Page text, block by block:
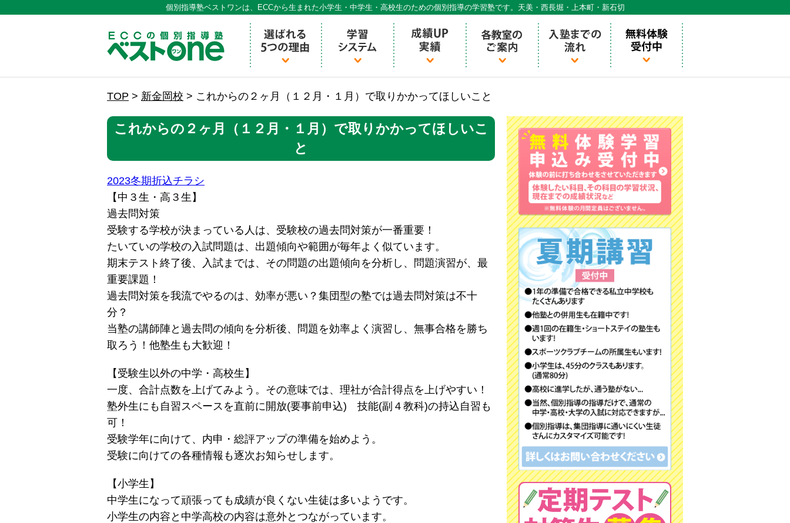
個別指導塾ベストワンは、ECCから生まれた小学生・中学生・高校生のための個別指導の学習塾です。天美・西長堀・上本町・新石切
ECCの個別指導ECCベストワン
TOP > 新金岡校 > これからの２ヶ月（１２月・１月）で取りかかってほしいこと
これからの２ヶ月（１２月・１月）で取りかかってほしいこ
と
2023冬期折込チラシ
【中３生・高３生】
過去問対策
受験する学校が決まっている人は、受験校の過去問対策が一番重要！
たいていの学校の入試問題は、出題傾向や範囲が毎年よく似ています。
期末テスト終了後、入試までは、その問題の出題傾向を分析し、問題演習が、最
重要課題！
過去問対策を我流でやるのは、効率が悪い？集団型の塾では過去問対策は不十
分？
当塾の講師陣と過去問の傾向を分析後、問題を効率よく演習し、無事合格を勝ち
取ろう！他塾生も大歓迎！
【受験生以外の中学・高校生】
一度、合計点数を上げてみよう。その意味では、理社が合計得点を上げやすい！
塾外生にも自習スペースを直前に開放(要事前申込) 技能(副４教科)の持込自習も
可！
受験学年に向けて、内申・総評アップの準備を始めよう。
受験に向けての各種情報も逐次お知らせします。
【小学生】
中学生になって頑張っても成績が良くない生徒は多いようです。
小学生の内容と中学高校の内容は意外とつながっています。